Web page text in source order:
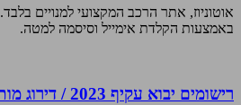
אוטוניוז, אתר הרכב המקצועי למנויים
באמצעות הקלדת אימייל וסיסמה למטה.